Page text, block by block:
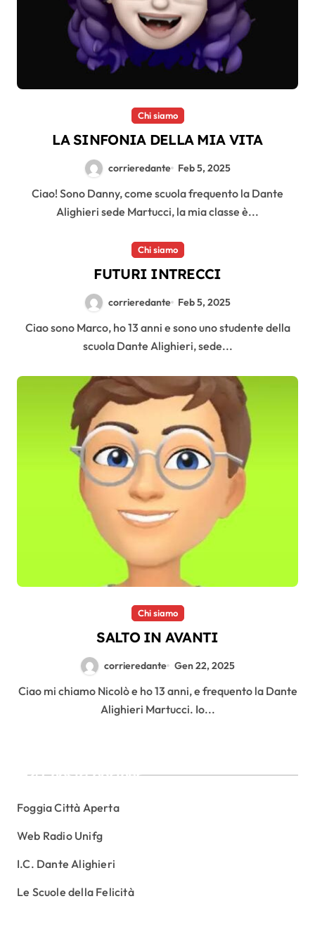
Chi siamo
LA SINFONIA DELLA MIA VITA
corrieredante Feb 5, 2025
Ciao! Sono Danny, come scuola frequento la Dante
Alighieri sede Martucci, la mia classe è...
Chi siamo
FUTURI INTRECCI
corrieredante Feb 5, 2025
Ciao sono Marco, ho 13 anni e sono uno studente della
scuola Dante Alighieri, sede...
Chi siamo
SALTO IN AVANTI
corrieredante Gen 22, 2025
Ciao mi chiamo Nicolò e ho 13 anni, e frequento la Dante
Alighieri Martucci. Io...
I nostri partner
Foggia Città Aperta
Web Radio Unifg
I.C. Dante Alighieri
Le Scuole della Felicità